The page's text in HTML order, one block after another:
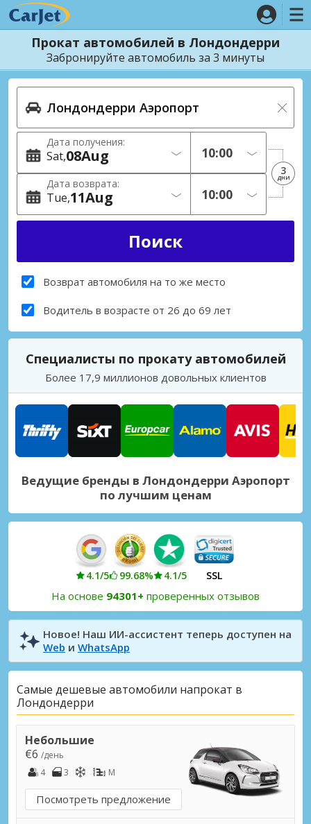
Прокат автомобилей в Лондондерри
Забронируйте автомобиль за 3 минуты
Дата получения:
Sat 08Aug
Дата возврата:
Tue 11Aug
3
дни
Возврат автомобиля на то же место
Водитель в возрасте от 26 до 69 лет
Специалисты по прокату автомобилей
Более 17,9 миллионов довольных клиентов
Ведущие бренды в Лондондерри Аэропорт
по лучшим ценам
4.1/5 99.68% 4.1/5 SSL
На основе 94301+ проверенных отзывов
Новое! Наш ИИ-ассистент теперь доступен на
Web и WhatsApp
Самые дешевые автомобили напрокат в
Лондондерри
Небольшие
€6 /день
4
3 M
Посмотреть предложение